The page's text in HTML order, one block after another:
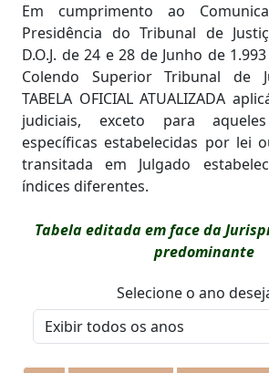
Em cumprimento ao
Presidência do Tribunal de
D.O.J. de 24 e 28 de Junho de
Colendo Superior Tribunal de
TABELA OFICIAL ATUALIZADA
judiciais, exceto para
específicas estabelecidas por lei
transitada em Julgado
índices diferentes.
Tabela editada em face da
predominante
Selecione o ano